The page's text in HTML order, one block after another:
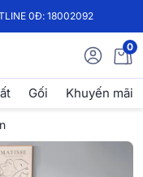
0Đ: 18002092
0
Gối Khuyến mãi